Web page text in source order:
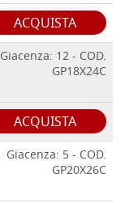
ACQUISTA
Giacenza: 12 - COD.
GP18X24C
ACQUISTA
Giacenza: 5 - COD.
GP20X26C